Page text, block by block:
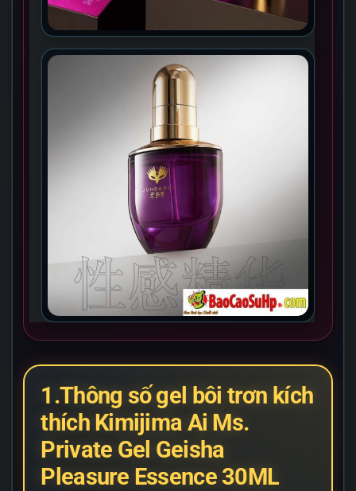
1.Thông số gel bôi trơn kích
thích Kimijima Ai Ms.
Private Gel Geisha
Pleasure Essence 30ML